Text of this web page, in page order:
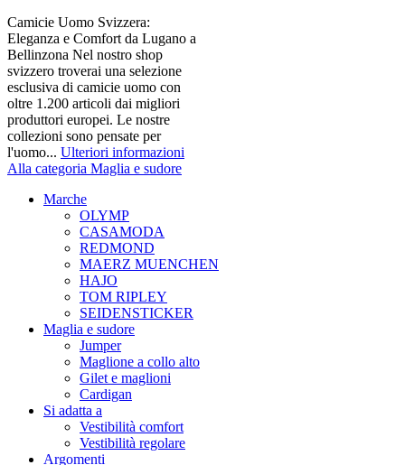
Camicie Uomo Svizzera:
Eleganza e Comfort da Lugano a
Bellinzona Nel nostro shop
svizzero troverai una selezione
esclusiva di camicie uomo con
oltre 1.200 articoli dai migliori
produttori europei. Le nostre
collezioni sono pensate per
l'uomo... Ulteriori informazioni
Alla categoria Maglia e sudore
Marche
OLYMP
CASAMODA
REDMOND
MAERZ MUENCHEN
HAJO
TOM RIPLEY
SEIDENSTICKER
Maglia e sudore
Jumper
Maglione a collo alto
Gilet e maglioni
Cardigan
Si adatta a
Vestibilità comfort
Vestibilità regolare
Argomenti